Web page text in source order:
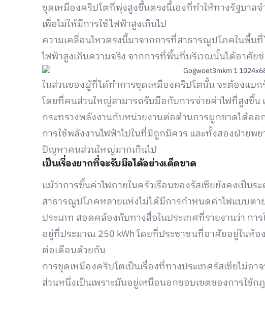
ขุดเหมืองคริปโตที่พุ่งสูงขึ้นตรงนี้เองที่ทำให้ทางรัฐบาล
เพื่อไม่ให้มีการใช้ไฟฟ้าสูงเกินไป
ความเคลื่อนไหวตรงนี้มาจากการที่สาธารณูปโภคในพื้น
ไฟฟ้าสูงเกินความจริง จากการที่พื้นที่บริเวณนั้นได้อาศัย
ในส่วนของผู้ที่ได้ทำการขุดเหมืองคริปโตนั้น จะต้องแบ
โดยที่คนส่วนใหญ่สามารถรับมือกับการจ่ายค่าไฟที่สูงขึ้น
กระทรวงพลังงานกับหน่วยงานต่อต้านการผูกขาดได้ออ
การใช้พลังงานไฟฟ้าไปในที่มิถูกมิควร และทั้งสองฝ่ายพ
ปัญหาคนส่วนใหญ่มากเกินไป
เป็นเรื่องยากที่จะรับมือได้อย่างเด็ดขาด
แม้ว่าการขึ้นค่าไฟภายในครัวเรือนของรัสเซียยังคงเป็น
สาธารณูปโภคหลายแห่งไม่ได้มีการกำหนดค่าไฟแบบต
ประเภท สอดคล้องกับทางสื่อในประเทศที่รายงานว่า กา
อยู่ที่ประมาณ 250 kWh โดยที่ประชาชนที่อาศัยอยู่ในห้อ
ต่อเดือนด้วยกัน
การขุดเหมืองคริปโตเป็นเรื่องที่ทางประเทศรัสเซียไม่อ
ส่วนหนึ่งเป็นเพราะมันอยู่เหนือนอกขอบเขตของการใช้